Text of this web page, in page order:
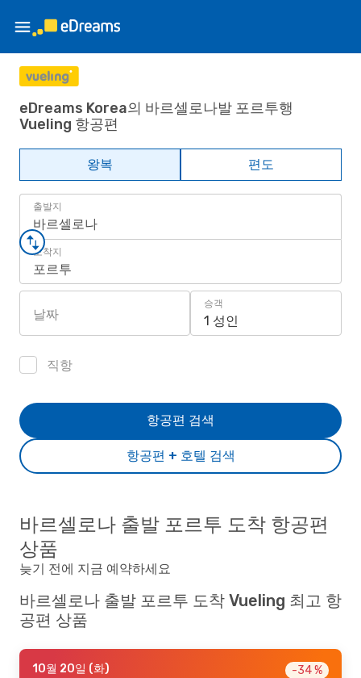
eDreams Korea의 바르셀로나발 포르투행
Vueling 항공편
왕복 편도
출발지
바르셀로나
도착지
포르투
날짜
승객
1 성인
직항
항공편 + 호텔 검색
항공편 검색
바르셀로나 출발 포르투 도착 항공편
상품
늦기 전에 지금 예약하세요
바르셀로나 출발 포르투 도착 Vueling 최고 항
공편 상품
10월 20일 (화)
-34 %